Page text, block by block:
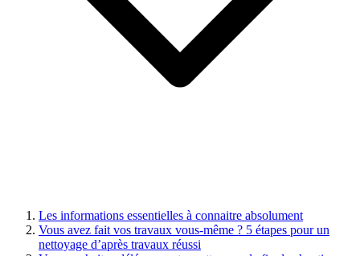
Les informations essentielles à connaitre absolument
Vous avez fait vos travaux vous-même ? 5 étapes pour un
nettoyage d’après travaux réussi